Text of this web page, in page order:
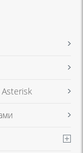
данных для связи
персональных